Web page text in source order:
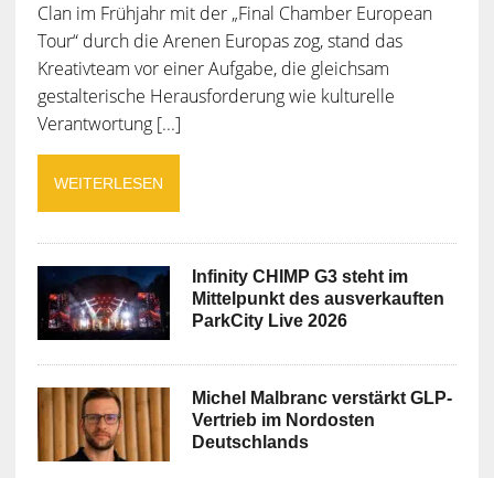
Clan im Frühjahr mit der „Final Chamber European
Tour“ durch die Arenen Europas zog, stand das
Kreativteam vor einer Aufgabe, die gleichsam
gestalterische Herausforderung wie kulturelle
Verantwortung [...]
WEITERLESEN
Infinity CHIMP G3 steht im
Mittelpunkt des ausverkauften
ParkCity Live 2026
Michel Malbranc verstärkt GLP-
Vertrieb im Nordosten
Deutschlands